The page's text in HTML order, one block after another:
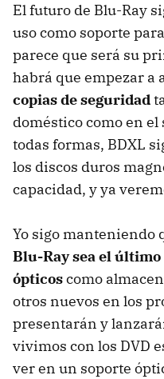
El futuro de Blu-Ray
uso como soporte
parece que será su
habrá que empezar a
copias de seguridad
doméstico como en
todas formas, BDXL
los discos duros
capacidad, y ya
Yo sigo manteniendo
Blu-Ray sea el
ópticoscomo
otros nuevos en los
presentarán y
vivimos con los DVD
ver en un soporte